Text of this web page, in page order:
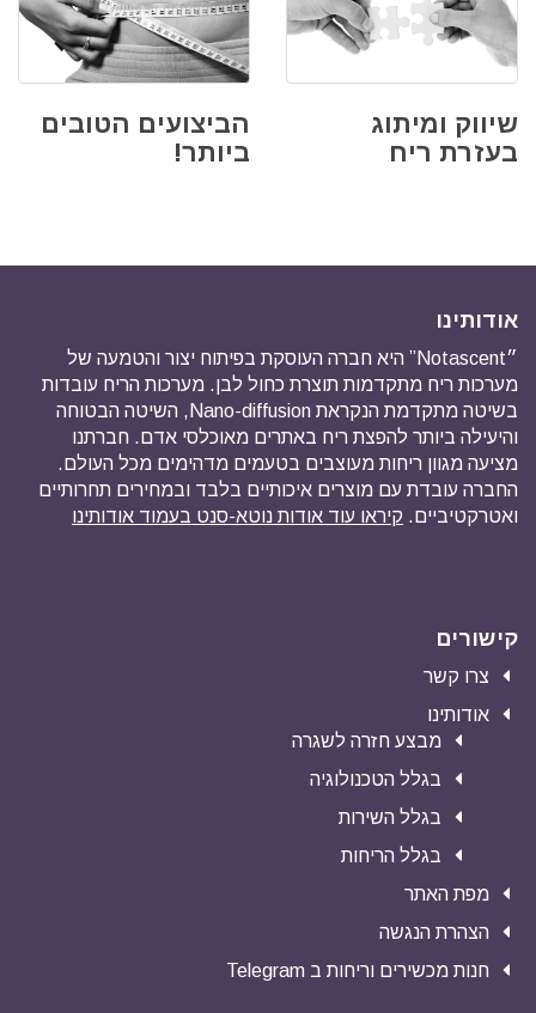
שיווק ומיתוג
בעזרת ריח
הביצועים הטובים
ביותר!
אודותינו
״Notascent” היא חברה העוסקת בפיתוח יצור והטמעה של
מערכות ריח מתקדמות תוצרת כחול לבן. מערכות הריח עובדות
בשיטה מתקדמת הנקראת Nano-diffusion, השיטה הבטוחה
והיעילה ביותר להפצת ריח באתרים מאוכלסי אדם. חברתנו
מציעה מגוון ריחות מעוצבים בטעמים מדהימים מכל העולם.
החברה עובדת עם מוצרים איכותיים בלבד ובמחירים תחרותיים
ואטרקטיביים. קיראו עוד אודות נוטא-סנט בעמוד אודותינו
קישורים
צרו קשר
אודותינו
מבצע חזרה לשגרה
בגלל הטכנולוגיה
בגלל השירות
בגלל הריחות
מפת האתר
הצהרת הנגשה
חנות מכשירים וריחות ב Telegram